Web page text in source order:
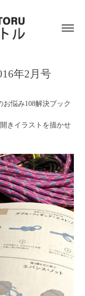
年2月号
お悩み108解決ブック
きイラストを描かせ